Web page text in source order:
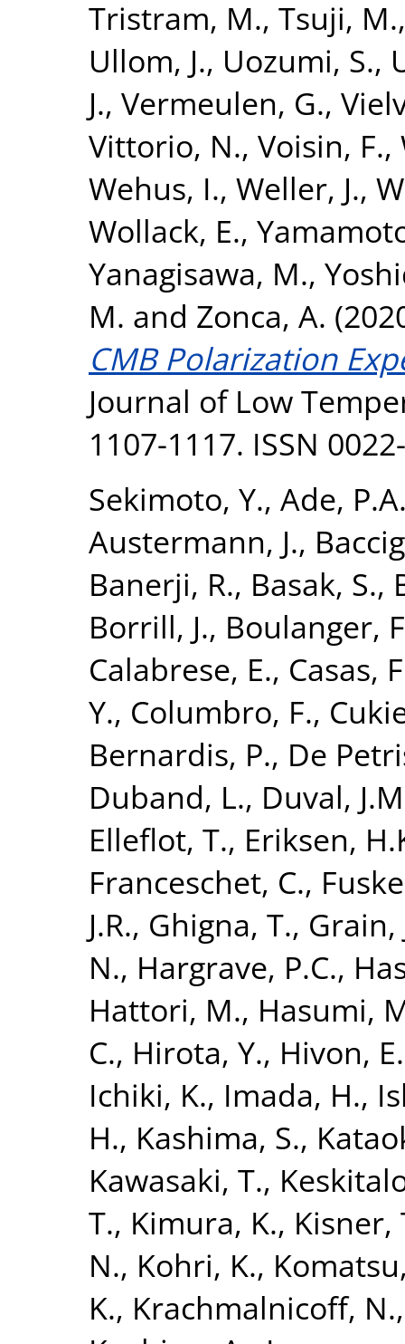
Tristram, M., Tsuji, M.
Ullom, J., Uozumi, S.,
J., Vermeulen, G.,
Vittorio, N., Voisin, F.,
Wehus, I., Weller, J.,
Wollack, E.,
Yanagisawa, M.,
M. and Zonca, A.
CMB Polarization
Journal of Low
1107-1117. ISSN
Sekimoto, Y., Ade,
Austermann, J.,
Banerji, R., Basak, S.,
Borrill, J., Boulanger,
Calabrese, E., Casas,
Y., Columbro, F.,
Bernardis, P., De
Duband, L., Duval,
Elleflot, T., Eriksen,
Franceschet, C.,
J.R., Ghigna, T., Grain,
N., Hargrave, P.C.,
Hattori, M., Hasumi,
C., Hirota, Y., Hivon, E.
Ichiki, K., Imada, H.,
H., Kashima, S.,
Kawasaki, T.,
T., Kimura, K., Kisner,
N., Kohri, K.,
K., Krachmalnicoff, N.